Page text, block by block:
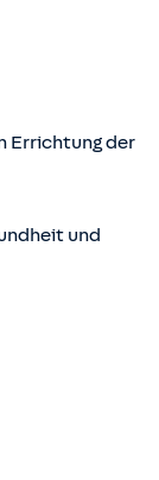
Errichtung der
und